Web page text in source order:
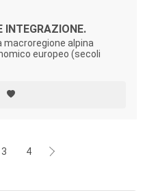
INTEGRAZIONE.
macroregione alpina
europeo (secoli
3 4